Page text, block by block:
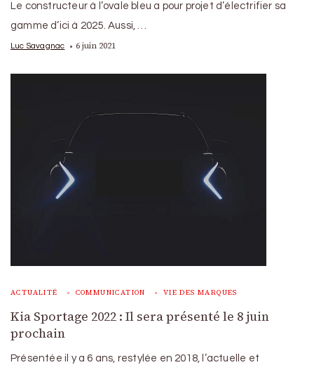
Le constructeur à l’ovale bleu a pour projet d’électrifier sa
gamme d’ici à 2025. Aussi, …
Luc Savagnac 6 juin 2021
ACTUALITÉ COMMUNICATION VIE DES MARQUES
Kia Sportage 2022 : Il sera présenté le 8 juin
prochain
Présentée il y a 6 ans, restylée en 2018, l’actuelle et